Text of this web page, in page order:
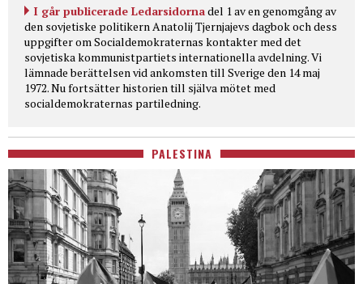
I går publicerade Ledarsidornadel 1 av en genomgång av
den sovjetiske politikern Anatolij Tjernjajevs dagbok och dess
uppgifter om Socialdemokraternas kontakter med det
sovjetiska kommunistpartiets internationella avdelning. Vi
lämnade berättelsen vid ankomsten till Sverige den 14 maj
1972. Nu fortsätter historien till själva mötet med
socialdemokraternas partiledning.
PALESTINA